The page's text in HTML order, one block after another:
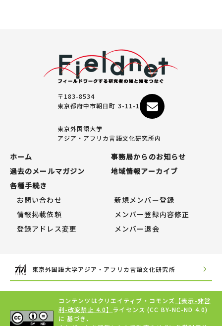
〒183-8534
東京都府中市朝日町 3-11-1
東京外国語大学
アジア・アフリカ言語文化研究所内
ホーム
事務局からのお知らせ
過去のメールマガジン
地域情報アーカイブ
各種手続き
お問い合わせ
新規メンバー登録
情報掲載依頼
メンバー登録内容修正
登録アドレス変更
メンバー退会
東京外国語大学アジア・アフリカ言語文化研究所
コンテンツはクリエイティブ・コモンズ 【表示-非営
利-改変禁止 4.0】 ライセンス (CC BY-NC-ND 4.0)
に 基づき、